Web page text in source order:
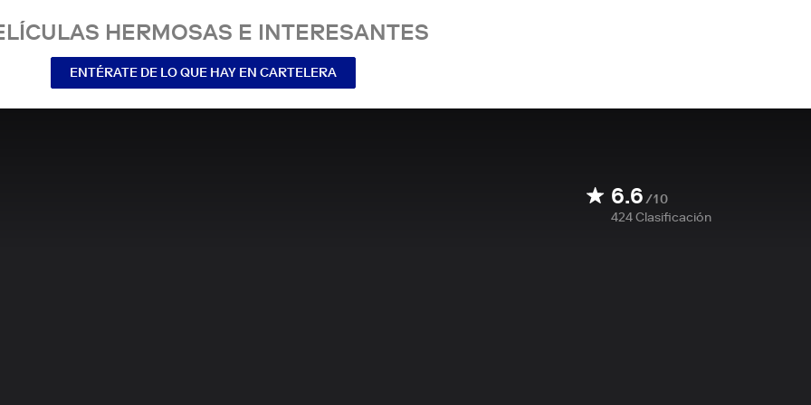
HERMOSAS E INTERESANTES
ENTÉRATE DE LO QUE HAY EN CARTELERA
6.6/10
424Clasificación